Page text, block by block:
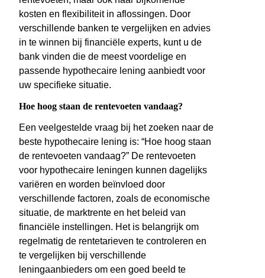
kosten en flexibiliteit in aflossingen. Door
verschillende banken te vergelijken en advies
in te winnen bij financiële experts, kunt u de
bank vinden die de meest voordelige en
passende hypothecaire lening aanbiedt voor
uw specifieke situatie.
Hoe hoog staan de rentevoeten vandaag?
Een veelgestelde vraag bij het zoeken naar de
beste hypothecaire lening is: “Hoe hoog staan
de rentevoeten vandaag?” De rentevoeten
voor hypothecaire leningen kunnen dagelijks
variëren en worden beïnvloed door
verschillende factoren, zoals de economische
situatie, de marktrente en het beleid van
financiële instellingen. Het is belangrijk om
regelmatig de rentetarieven te controleren en
te vergelijken bij verschillende
leningaanbieders om een goed beeld te